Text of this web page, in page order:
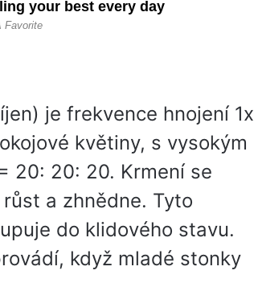
je frekvence hnojení 1x
květiny, s vysokým
20: 20: 20. Krmení se
a zhnědne. Tyto
do klidového stavu.
když mladé stonky